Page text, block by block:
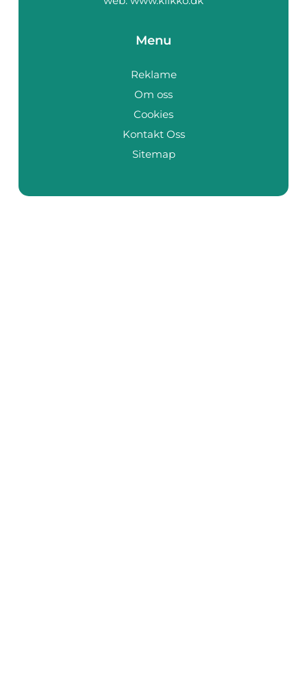
Menu
Reklame
Om oss
Cookies
Kontakt Oss
Sitemap